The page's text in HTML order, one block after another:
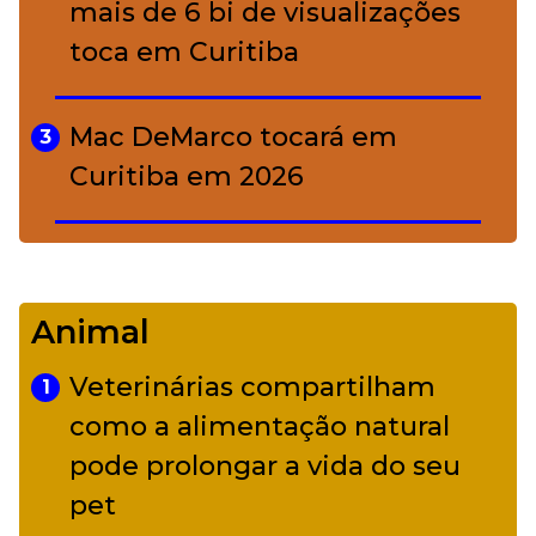
mais de 6 bi de visualizações
toca em Curitiba
3
Mac DeMarco tocará em
Curitiba em 2026
Camerata tem repertório
diverso a partir de R$ 17
Adriana Calcanhotto retoma
alter ego infantil para show em
Curitiba
Animal
1
Veterinárias compartilham
como a alimentação natural
pode prolongar a vida do seu
pet